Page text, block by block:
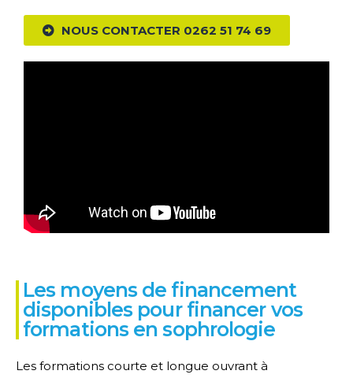
NOUS CONTACTER 0262 51 74 69
Les moyens de financement
disponibles pour financer vos
formations en sophrologie
Les formations courte et longue ouvrant à